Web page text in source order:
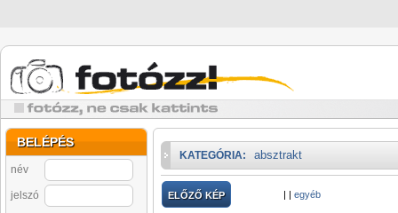
BELÉPÉS
név
jelszó
KATEGÓRIA: absztrakt
ELŐZŐ KÉP | | egyéb